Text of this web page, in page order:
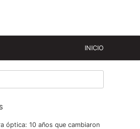
INICIO
óptica: 10 años que cambiaron